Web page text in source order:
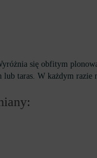
się obfitym
taras. W każdym razie